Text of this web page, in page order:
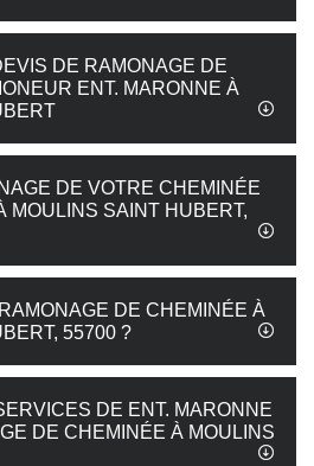
DE RAMONAGE DE
ENT. MARONNE À
DE VOTRE CHEMINÉE
MOULINS SAINT HUBERT,
DE CHEMINÉE À
55700 ?
DE ENT. MARONNE
DE CHEMINÉE À MOULINS